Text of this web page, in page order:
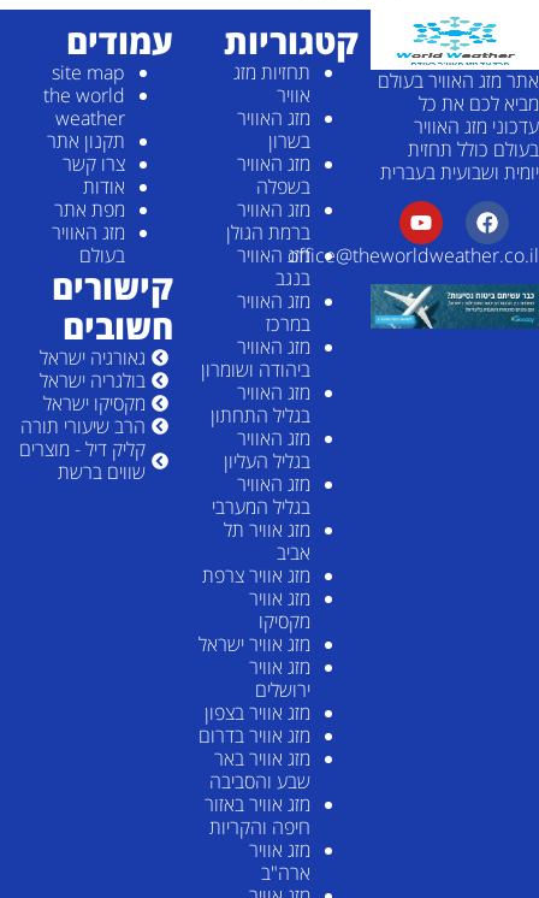
אתר מזג האוויר בעולם
מביא לכם את כל
עדכוני מזג האוויר
בעולם כולל תחזית
יומית ושבועית בעברית
office@theworldweather.co.il
קטגוריות
תחזיות מזג
אוויר
מזג האוויר
בשרון
מזג האוויר
בשפלה
מזג האוויר
ברמת הגולן
מזג האוויר
בנגב
מזג האוויר
במרכז
מזג האוויר
ביהודה ושומרון
מזג האוויר
בגליל התחתון
מזג האוויר
בגליל העליון
מזג האוויר
בגליל המערבי
מזג אוויר תל
אביב
מזג אוויר צרפת
מזג אוויר
מקסיקו
מזג אוויר ישראל
מזג אוויר
ירושלים
מזג אוויר בצפון
מזג אוויר בדרום
מזג אוויר באר
שבע והסביבה
מזג אוויר באזור
חיפה והקריות
מזג אוויר
ארה"ב
עמודים
site map
the world
weather
תקנון אתר
צרו קשר
אודות
מפת אתר
מזג האוויר
בעולם
קישורים
חשובים
גאורגיה ישראל
בולגריה ישראל
מקסיקו ישראל
הרב שיעורי תורה
קליק דיל - מוצרים
שווים ברשת